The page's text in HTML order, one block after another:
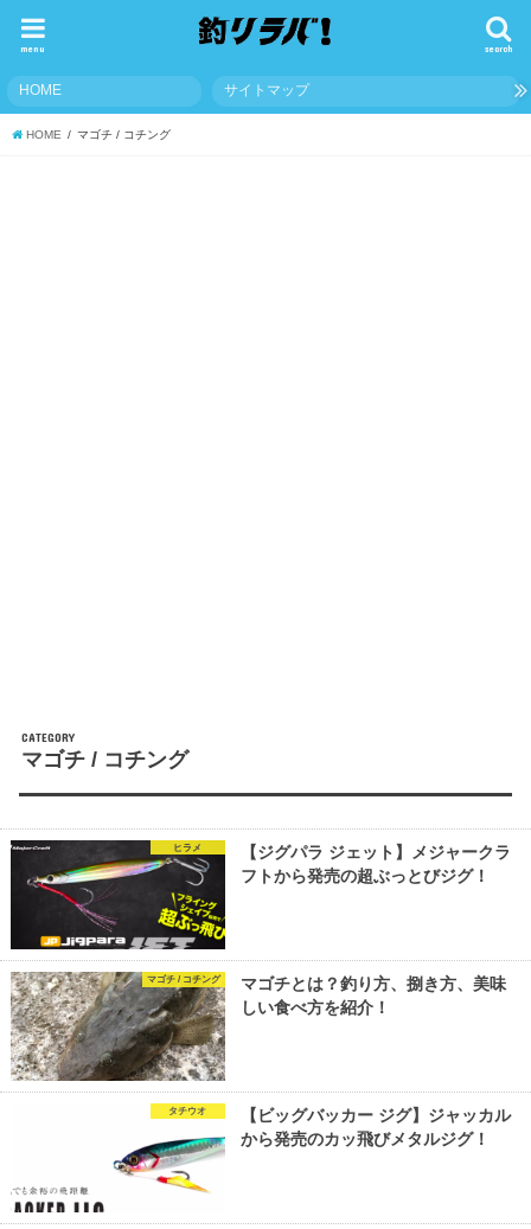
search
menu
HOME サイトマップ
HOME マゴチ / コチング
CATEGORY
マゴチ / コチング
ヒラメ
【ジグパラ ジェット】メジャークラ
フトから発売の超ぶっとびジグ！
マゴチ / コチング
マゴチとは？釣り方、捌き方、美味
しい食べ方を紹介！
タチウオ
【ビッグバッカー ジグ】ジャッカル
から発売のカッ飛びメタルジグ！